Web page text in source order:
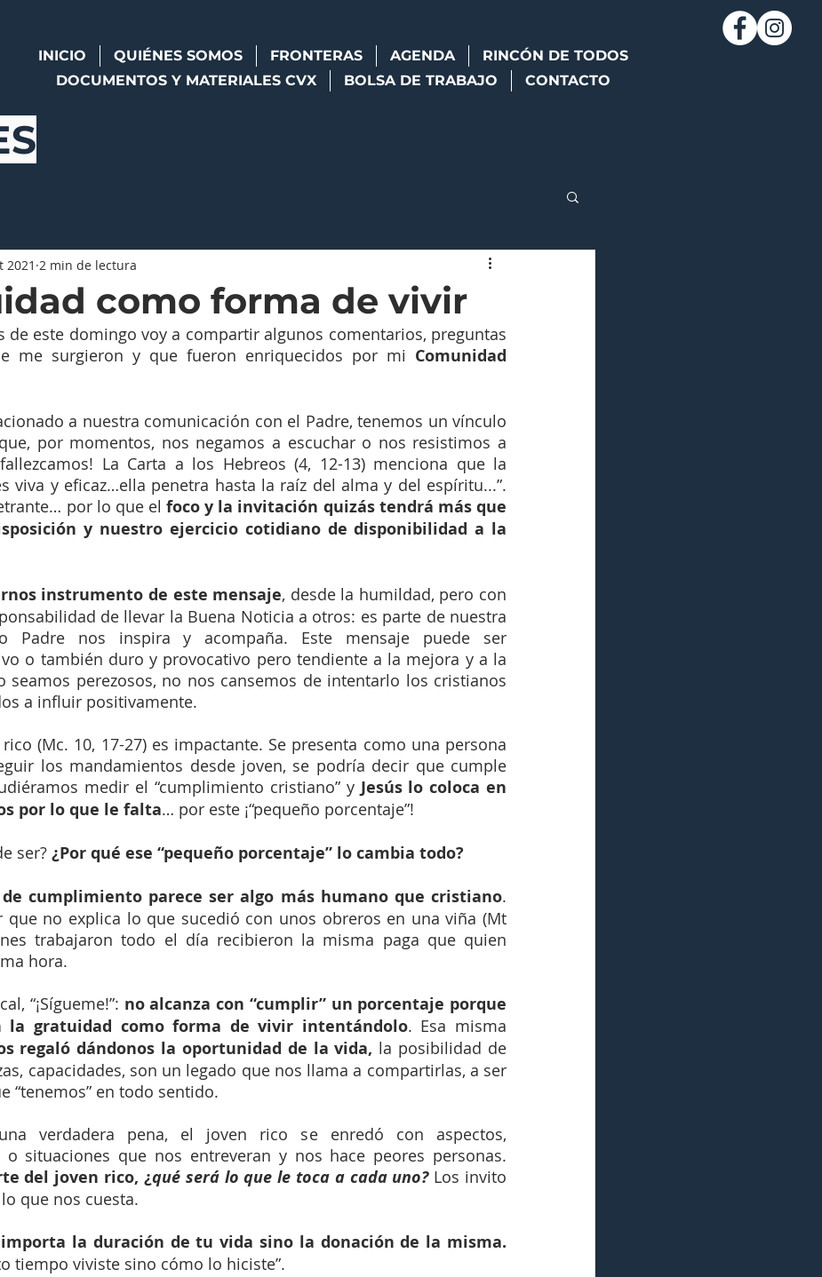
INICIO QUIÉNES SOMOS FRONTERAS AGENDA
RINCÓN DE TODOS
DOCUMENTOS Y MATERIALES CVX
BOLSA DE TRABAJO CONTACTO
como forma de vivir
2021 2 min de lectura
de este domingo voy a compartir algunos comentarios, preguntas
me surgieron y que fueron enriquecidos por mi Comunidad
a nuestra comunicación con el Padre, tenemos un vínculo
por momentos, nos negamos a escuchar o nos resistimos a
La Carta a los Hebreos (4, 12-13) menciona que la
viva y eficaz…ella penetra hasta la raíz del alma y del espíritu...”.
por lo que el foco y la invitación quizás tendrá más que
y nuestro ejercicio cotidiano de disponibilidad a la
instrumento de este mensaje, desde la humildad, pero con
de llevar la Buena Noticia a otros: es parte de nuestra
Padre nos inspira y acompaña. Este mensaje puede ser
o también duro y provocativo pero tendiente a la mejora y a la
seamos perezosos, no nos cansemos de intentarlo los cristianos
a influir positivamente.
(Mc. 10, 17-27) es impactante. Se presenta como una persona
los mandamientos desde joven, se podría decir que cumple
medir el “cumplimiento cristiano” y Jesús lo coloca en
por lo que le falta… por este ¡“pequeño porcentaje”!
ser? ¿Por qué ese “pequeño porcentaje” lo cambia todo?
cumplimiento parece ser algo más humano que cristiano.
que no explica lo que sucedió con unos obreros en una viña (Mt
trabajaron todo el día recibieron la misma paga que quien
hora.
“¡Sígueme!”: no alcanza con “cumplir” un porcentaje porque
la gratuidad como forma de vivir intentándolo. Esa misma
regaló dándonos la oportunidad de la vida, la posibilidad de
capacidades, son un legado que nos llama a compartirlas, a ser
“tenemos” en todo sentido.
verdadera pena, el joven rico se enredó con aspectos,
del joven rico, ¿qué será lo que le toca a cada uno? Los invito
que nos cuesta.
la duración de tu vida sino la donación de la misma.
tiempo viviste sino cómo lo hiciste”.